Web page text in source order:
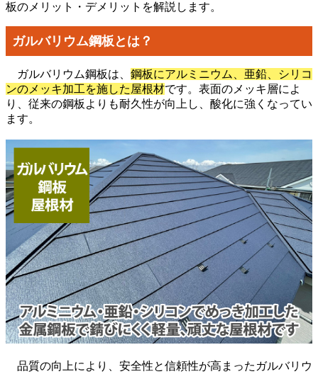
板のメリット・デメリットを解説します。
ガルバリウム鋼板とは？
ガルバリウム鋼板は、 鋼板にアルミニウム、亜鉛、シリコ
ンのメッキ加工を施した屋根材です。表面のメッキ層によ
り、従来の鋼板よりも耐久性が向上し、酸化に強くなってい
ます。
品質の向上により、安全性と信頼性が高まったガルバリウ